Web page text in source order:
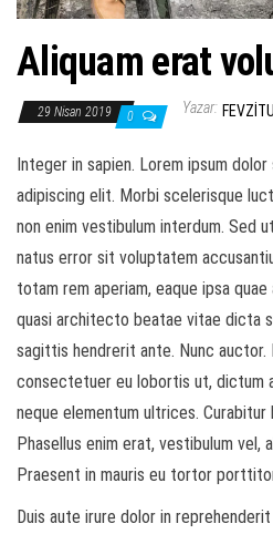
Aliquam erat
29 Nisan 2019 0 Yazar:
Integer in sapien. Lorem ipsum
adipiscing elit. Morbi scelerisque
non enim vestibulum interdum. Sed
natus error sit voluptatem
totam rem aperiam, eaque ipsa
quasi architecto beatae vitae dicta
sagittis hendrerit ante. Nunc auctor.
consectetuer eu lobortis ut, dictum
neque elementum ultrices. Curabitur
Phasellus enim erat, vestibulum vel,
Praesent in mauris eu tortor
Duis aute irure dolor in